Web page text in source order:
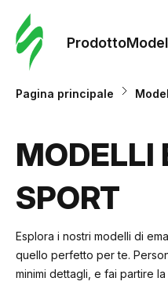
Prodotto
Pagina principale
MODELLI
SPORT
Esplora i nostri modelli di
quello perfetto per te.
minimi dettagli, e fai partire